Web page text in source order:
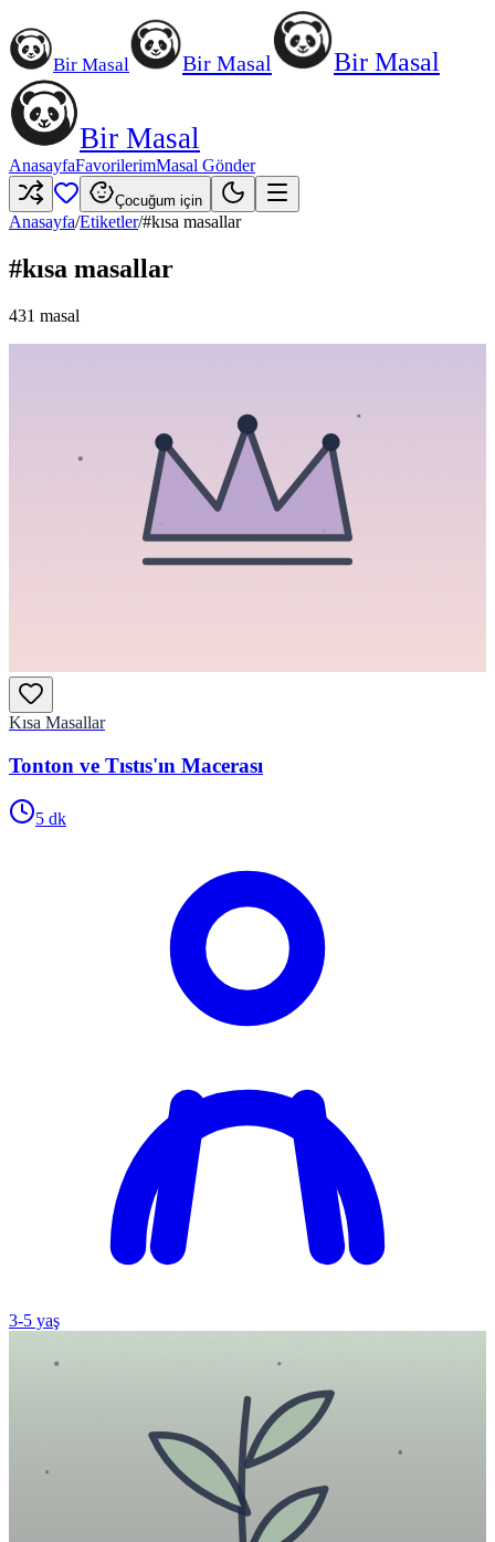
Bir Masal Bir Masal Bir Masal
Bir Masal
AnasayfaFavorilerimMasal Gönder
Çocuğum için
Anasayfa/Etiketler/#kısa masallar
#kısa masallar
431 masal
Kısa Masallar
Tonton ve Tıstıs'ın Macerası
5 dk
3-5 yaş